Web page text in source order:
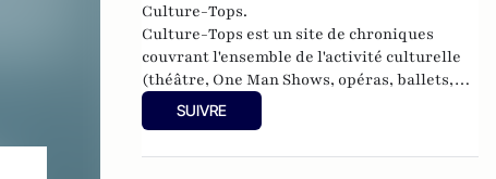
Culture-Tops.
Culture-Tops est un site de chroniques
couvrant l'ensemble de l'activité culturelle
(théâtre, One Man Shows, opéras, ballets,
spectacles divers, cinéma, expos, livres,
etc.).
SUIVRE